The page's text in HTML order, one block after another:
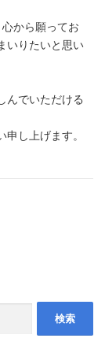
から願ってお
いりたいと思い
んでいただける
し上げます。